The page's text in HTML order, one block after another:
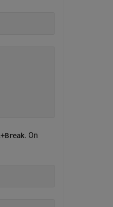
+Break. On